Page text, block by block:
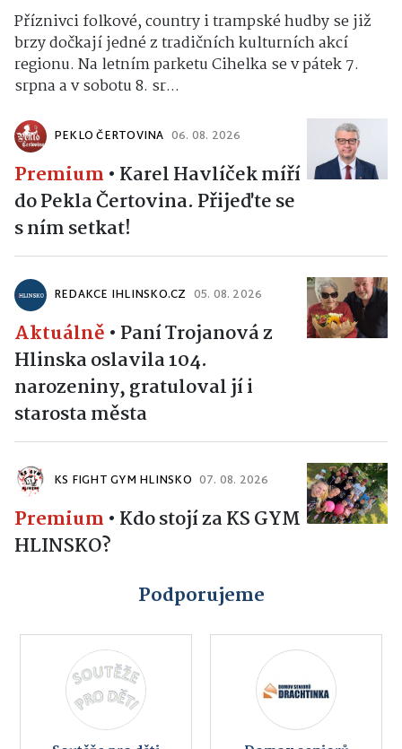
Příznivci folkové, country i trampské hudby se již
brzy dočkají jedné z tradičních kulturních akcí
regionu. Na letním parketu Cihelka se v pátek 7.
srpna a v sobotu 8. sr...
PEKLO ČERTOVINA 06. 08. 2026
Premium • Karel Havlíček míří
do Pekla Čertovina. Přijeďte se
s ním setkat!
REDAKCE IHLINSKO.CZ 05. 08. 2026
Aktuálně • Paní Trojanová z
Hlinska oslavila 104.
narozeniny, gratuloval jí i
starosta města
KS FIGHT GYM HLINSKO 07. 08. 2026
Premium • Kdo stojí za KS GYM
HLINSKO?
Podporujeme